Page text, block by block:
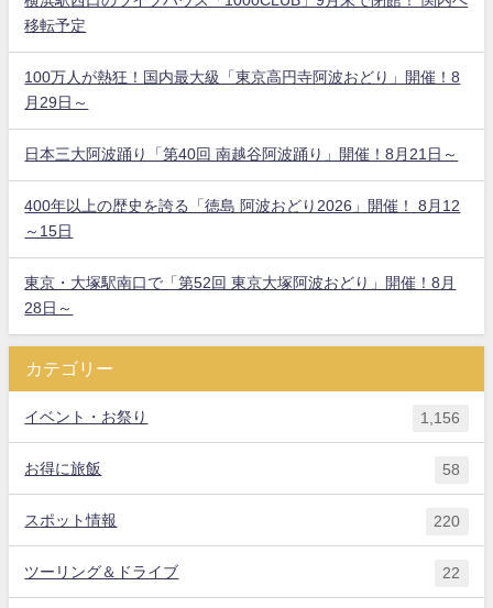
移転予定
100万人が熱狂！国内最大級「東京高円寺阿波おどり」開催！8
月29日～
日本三大阿波踊り「第40回 南越谷阿波踊り」開催！8月21日～
400年以上の歴史を誇る「徳島 阿波おどり2026」開催！ 8月12
～15日
東京・大塚駅南口で「第52回 東京大塚阿波おどり」開催！8月
28日～
カテゴリー
イベント・お祭り 1,156
お得に旅飯 58
スポット情報 220
ツーリング＆ドライブ 22